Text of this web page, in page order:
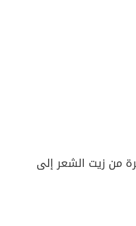
من زيت الشعر إلى